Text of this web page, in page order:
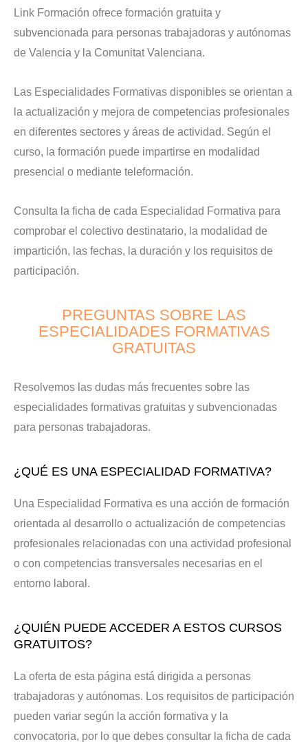
Link Formación ofrece formación gratuita y
subvencionada para personas trabajadoras y autónomas
de Valencia y la Comunitat Valenciana.
Las Especialidades Formativas disponibles se orientan a
la actualización y mejora de competencias profesionales
en diferentes sectores y áreas de actividad. Según el
curso, la formación puede impartirse en modalidad
presencial o mediante teleformación.
Consulta la ficha de cada Especialidad Formativa para
comprobar el colectivo destinatario, la modalidad de
impartición, las fechas, la duración y los requisitos de
participación.
PREGUNTAS SOBRE LAS
ESPECIALIDADES FORMATIVAS
GRATUITAS
Resolvemos las dudas más frecuentes sobre las
especialidades formativas gratuitas y subvencionadas
para personas trabajadoras.
¿QUÉ ES UNA ESPECIALIDAD FORMATIVA?
Una Especialidad Formativa es una acción de formación
orientada al desarrollo o actualización de competencias
profesionales relacionadas con una actividad profesional
o con competencias transversales necesarias en el
entorno laboral.
¿QUIÉN PUEDE ACCEDER A ESTOS CURSOS
GRATUITOS?
La oferta de esta página está dirigida a personas
trabajadoras y autónomas. Los requisitos de participación
pueden variar según la acción formativa y la
convocatoria, por lo que debes consultar la ficha de cada